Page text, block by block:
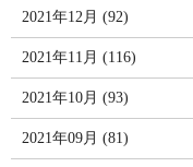
2021年12月 (92)
2021年11月 (116)
2021年10月 (93)
2021年09月 (81)